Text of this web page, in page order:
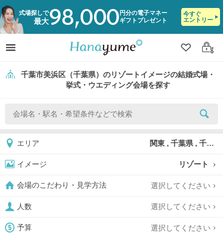
式場探しで
最大98,000 円分の電子マネー
ギフトプレゼント
今すぐ
エントリー
クリップ
ログ
千葉市美浜区（千葉県）のリゾートイメージの結婚式場・
挙式・ウエディング会場を探す
エリア 関東 , 千葉県 , 千葉市 , 千葉市美浜区
イメージ リゾート
会場のこだわり・見学方法 選択してください
人数 選択してください
予算 選択してください